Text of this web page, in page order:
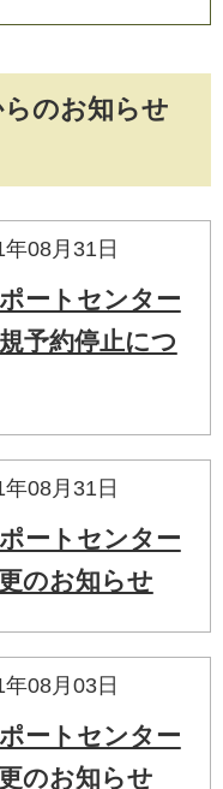
のお知らせ
08月31日
ートセンター
予約停止につ
08月31日
ートセンター
のお知らせ
08月03日
ートセンター
のお知らせ